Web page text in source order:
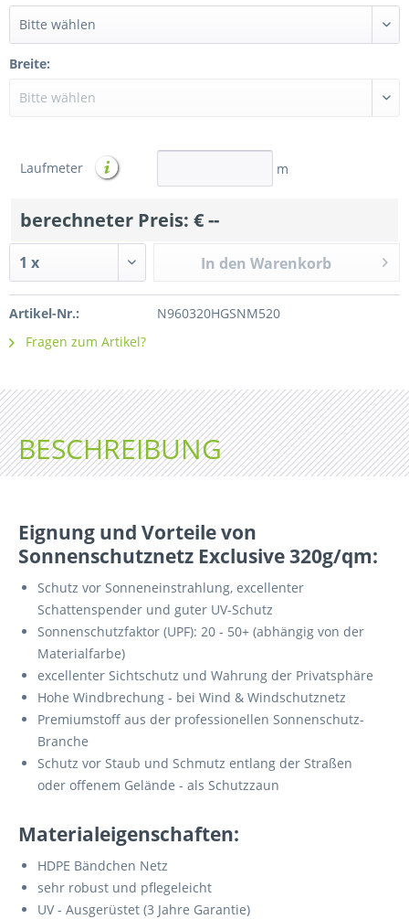
Breite:
Laufmeter m
berechneter Preis: €--
In den Warenkorb
Artikel-Nr.:
N960320HGSNM520
Fragen zum Artikel?
BESCHREIBUNG
Eignung und Vorteile von
Sonnenschutznetz Exclusive 320g/qm:
Schutz vor Sonneneinstrahlung, excellenter
Schattenspender und guter UV-Schutz
Sonnenschutzfaktor (UPF): 20 - 50+ (abhängig von der
Materialfarbe)
excellenter Sichtschutz und Wahrung der Privatsphäre
Hohe Windbrechung - bei Wind & Windschutznetz
Premiumstoff aus der professionellen Sonnenschutz-
Branche
Schutz vor Staub und Schmutz entlang der Straßen
oder offenem Gelände - als Schutzzaun
Materialeigenschaften:
HDPE Bändchen Netz
sehr robust und pflegeleicht
UV - Ausgerüstet (3 Jahre Garantie)